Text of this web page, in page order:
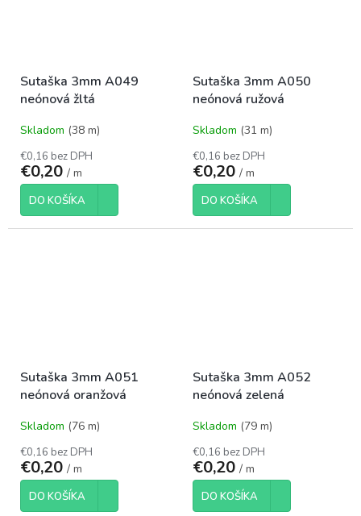
Sutaška 3mm A049
neónová žltá
Skladom (38 m)
€0,16 bez DPH
€0,20 / m
DO KOŠÍKA
Sutaška 3mm A050
neónová ružová
Skladom (31 m)
€0,16 bez DPH
€0,20 / m
DO KOŠÍKA
Sutaška 3mm A051
neónová oranžová
Skladom (76 m)
€0,16 bez DPH
€0,20 / m
DO KOŠÍKA
Sutaška 3mm A052
neónová zelená
Skladom (79 m)
€0,16 bez DPH
€0,20 / m
DO KOŠÍKA